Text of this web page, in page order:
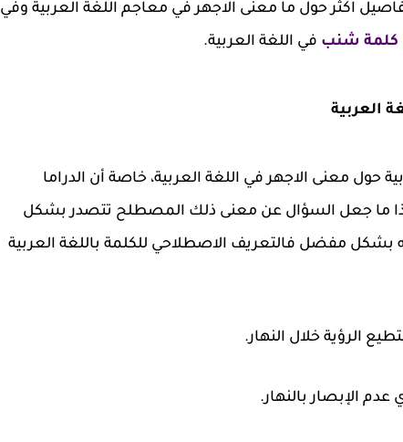
اكثر حول ما معنى الاجهر في معاجم اللغة العربية وفي
كلمة شنب في اللغة العربية.
العربية
حول معنى الاجهر في اللغة العربية، خاصة أن الدراما
ما جعل السؤال عن معنى ذلك المصطلح تتصدر بشكل
بشكل مفضل فالتعريف الاصطلاحي للكلمة باللغة العربية
الرؤية خلال النهار.
الإبصار بالنهار.